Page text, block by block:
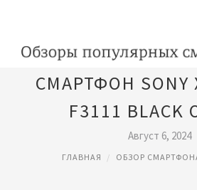
СМАРТФОН SONY
F3111 BLACK
Август 6, 2024
ГЛАВНАЯ ОБЗОР СМАРТФОНА